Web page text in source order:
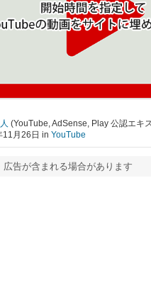
(YouTube, AdSense, Play 公認エキ
11月26日 in YouTube
広告が含まれる場合があります